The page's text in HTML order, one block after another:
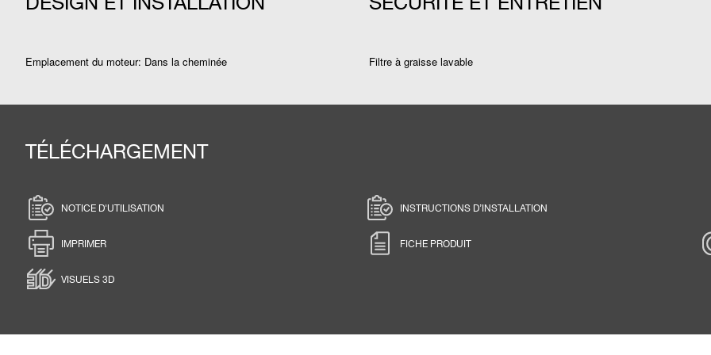
Emplacement du moteur: Dans la cheminée Filtre à graisse lavable
TÉLÉCHARGEMENT
NOTICE D'UTILISATION INSTRUCTIONS D’INSTALLATION
IMPRIMER FICHE PRODUIT
VISUELS 3D